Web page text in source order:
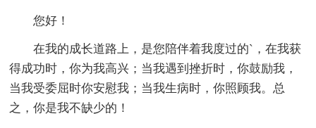
您好！
在我的成长道路上，是您陪伴着我度过的`，在我获
得成功时，你为我高兴；当我遇到挫折时，你鼓励我，
当我受委屈时你安慰我；当我生病时，你照顾我。总
之，你是我不缺少的！